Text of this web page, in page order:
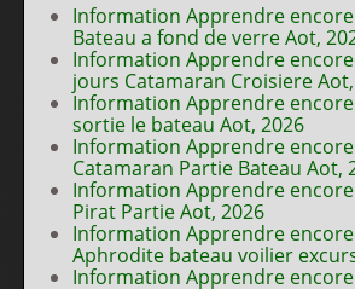
Information Apprendre
Bateau a fond de verre Aot,
Information Apprendre
jours Catamaran Croisiere
Information Apprendre
sortie le bateau Aot, 2026
Information Apprendre
Catamaran Partie Bateau Aot,
Information Apprendre
Pirat Partie Aot, 2026
Information Apprendre
Aphrodite bateau voilier
Information Apprendre